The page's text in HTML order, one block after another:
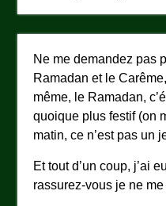
Ne me demandez pas
Ramadan et le
même, le Ramadan,
quoique plus festif (on
matin, ce n’est pas un
Et tout d’un coup, j’ai
rassurez-vous je ne